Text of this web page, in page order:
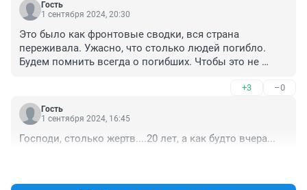
Гость
1 сентября 2024, 20:30
Это было как фронтовые сводки, вся страна
переживала. Ужасно, что столько людей погибло.
Будем помнить всегда о погибших. Чтобы это не
+3 –0
Гость
1 сентября 2024, 16:45
Господи, столько жертв....20 лет, а как будто вчера...